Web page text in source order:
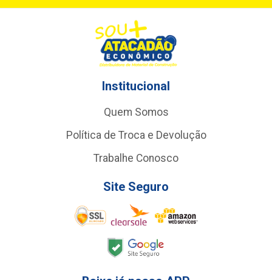
Institucional
Quem Somos
Política de Troca e Devolução
Trabalhe Conosco
Site Seguro